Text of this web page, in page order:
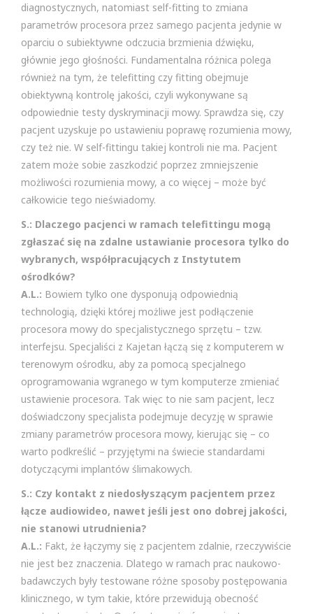
diagnostycznych, natomiast self-fitting to zmiana
parametrów procesora przez samego pacjenta jedynie w
oparciu o subiektywne odczucia brzmienia dźwięku,
głównie jego głośności. Fundamentalna różnica polega
również na tym, że telefitting czy fitting obejmuje
obiektywną kontrolę jakości, czyli wykonywane są
odpowiednie testy dyskryminacji mowy. Sprawdza się, czy
pacjent uzyskuje po ustawieniu poprawę rozumienia mowy,
czy też nie. W self-fittingu takiej kontroli nie ma. Pacjent
zatem może sobie zaszkodzić poprzez zmniejszenie
możliwości rozumienia mowy, a co więcej – może być
całkowicie tego nieświadomy.
S.: Dlaczego pacjenci w ramach telefittingu mogą
zgłaszać się na zdalne ustawianie procesora tylko do
wybranych, współpracujących z Instytutem
ośrodków?
A.L.: Bowiem tylko one dysponują odpowiednią
technologią, dzięki której możliwe jest podłączenie
procesora mowy do specjalistycznego sprzętu – tzw.
interfejsu. Specjaliści z Kajetan łączą się z komputerem w
terenowym ośrodku, aby za pomocą specjalnego
oprogramowania wgranego w tym komputerze zmieniać
ustawienie procesora. Tak więc to nie sam pacjent, lecz
doświadczony specjalista podejmuje decyzję w sprawie
zmiany parametrów procesora mowy, kierując się – co
warto podkreślić – przyjętymi na świecie standardami
dotyczącymi implantów ślimakowych.
S.: Czy kontakt z niedosłyszącym pacjentem przez
łącze audiowideo, nawet jeśli jest ono dobrej jakości,
nie stanowi utrudnienia?
A.L.: Fakt, że łączymy się z pacjentem zdalnie, rzeczywiście
nie jest bez znaczenia. Dlatego w ramach prac naukowo-
badawczych były testowane różne sposoby postępowania
klinicznego, w tym takie, które przewidują obecność